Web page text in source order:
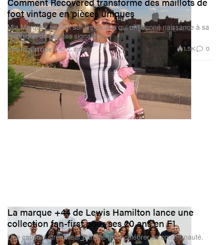
SPORTS MODE
foot vintage en pièces uniques
Mia Marquez revient sur les projets qui ont donné naissance à sa
technique de fronces signature.
Jul 2, 2026 1.5K 0
La marque +44 de Lewis Hamilton lance une
collection fan-first pour ses 20 ans en F1
Une capsule streetwear parfaite pour célébrer sa communauté.